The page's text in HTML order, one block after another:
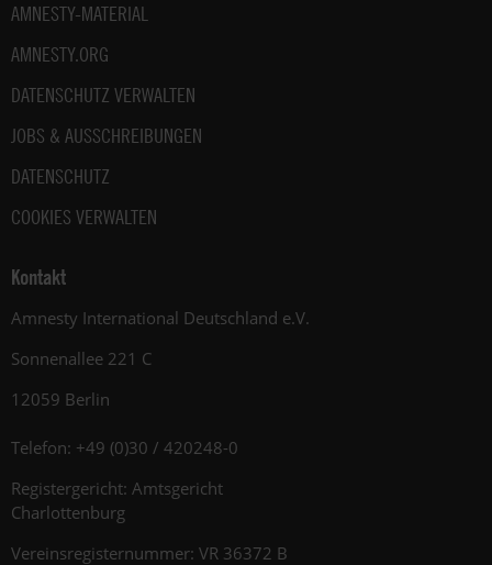
AMNESTY-MATERIAL
AMNESTY.ORG
DATENSCHUTZ VERWALTEN
JOBS & AUSSCHREIBUNGEN
DATENSCHUTZ
COOKIES VERWALTEN
Kontakt
Amnesty International Deutschland e.V.
Sonnenallee 221 C
12059 Berlin
Telefon: +49 (0)30 / 420248-0
Registergericht: Amtsgericht
Charlottenburg
Vereinsregisternummer: VR 36372 B